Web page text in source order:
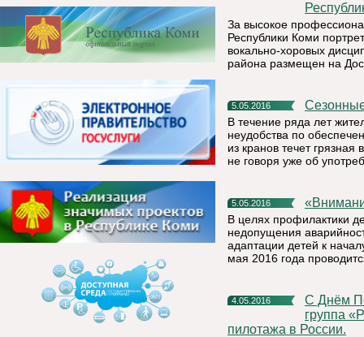
За высокое
Республики Коми
вокально-хоровых
района размещен на
5.05.2016
В течение ряда лет
неудобства по
из кранов течет
не говоря уже об
5.05.2016
В целях профилактики
недопущения
адаптации детей к
мая 2016 года
4.05.2016
С Днём Победы Республику Коми поздравит пилотажная
группа
пилотажа в России.